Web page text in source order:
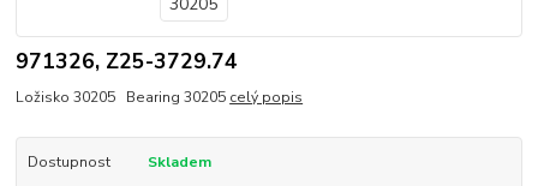
971326, Z25-3729.74
Ložisko 30205 Bearing 30205 celý popis
Dostupnost Skladem